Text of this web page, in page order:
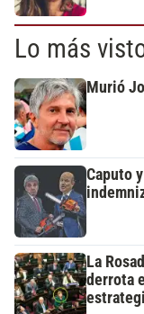
Lo más
Murió
Caputo
La
derrota